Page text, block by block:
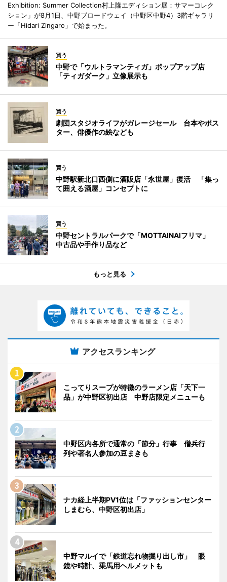
Exhibition: Summer Collection村上隆エディション展：サマーコレク
ション」が8月1日、中野ブロードウェイ（中野区中野4）3階ギャラリ
ー「Hidari Zingaro」で始まった。
買う
中野で「ウルトラマンティガ」ポップアップ店
「ティガダーク」立像展示も
買う
劇団スタジオライフがガレージセール 台本やポス
ター、俳優作の絵なども
買う
中野駅新北口西側に酒販店「永世屋」復活 「集っ
て囲える酒屋」コンセプトに
買う
中野セントラルパークで「MOTTAINAIフリマ」
中古品や手作り品など
もっと見る
アクセスランキング
こってりスープが特徴のラーメン店「天下一
品」が中野区初出店 中野店限定メニューも
中野区内各所で通常の「節分」行事 僧兵行
列や著名人参加の豆まきも
ナカ経上半期PV1位は「ファッションセンター
しまむら、中野区初出店」
中野マルイで「鉄道忘れ物掘り出し市」 眼
鏡や時計、乗馬用ヘルメットも